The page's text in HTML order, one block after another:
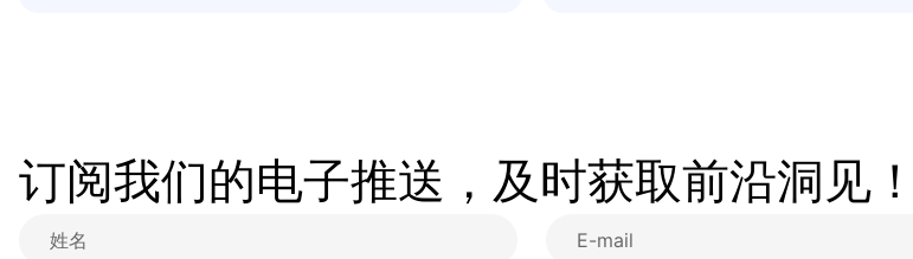
订阅我们的电子推送，及时获取前沿洞见！